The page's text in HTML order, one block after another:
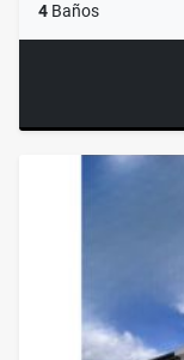
4 Baños